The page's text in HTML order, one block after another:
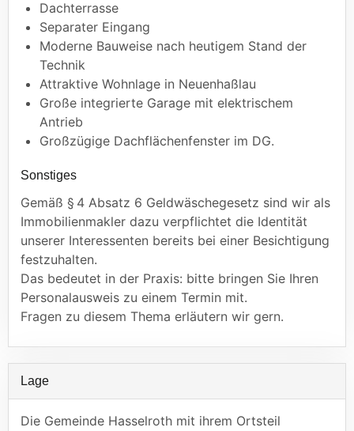
Dachterrasse
Separater Eingang
Moderne Bauweise nach heutigem Stand der
Technik
Attraktive Wohnlage in Neuenhaßlau
Große integrierte Garage mit elektrischem
Antrieb
Großzügige Dachflächenfenster im DG.
Sonstiges
Gemäß § 4 Absatz 6 Geldwäschegesetz sind wir als
Immobilienmakler dazu verpflichtet die Identität
unserer Interessenten bereits bei einer Besichtigung
festzuhalten.
Das bedeutet in der Praxis: bitte bringen Sie Ihren
Personalausweis zu einem Termin mit.
Fragen zu diesem Thema erläutern wir gern.
Lage
Die Gemeinde Hasselroth mit ihrem Ortsteil